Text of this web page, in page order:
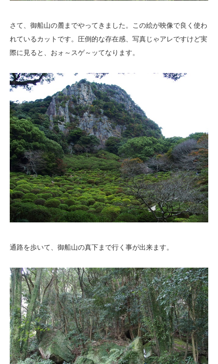
さて、御船山の麓までやってきました。この絵が映像で良く使わ
れているカットです。圧倒的な存在感、写真じゃアレですけど実
際に見ると、おォ～スゲ～ッてなります。
通路を歩いて、御船山の真下まで行く事が出来ます。